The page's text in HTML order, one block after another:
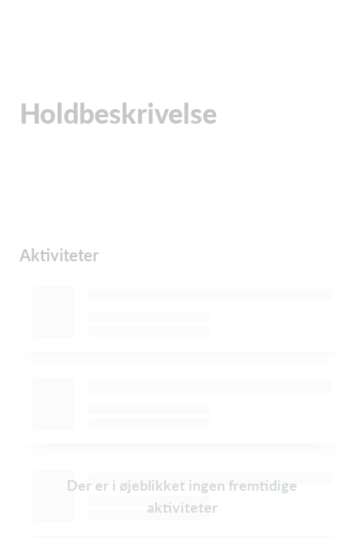
Holdbeskrivelse
Aktiviteter
Der er i øjeblikket ingen fremtidige
aktiviteter